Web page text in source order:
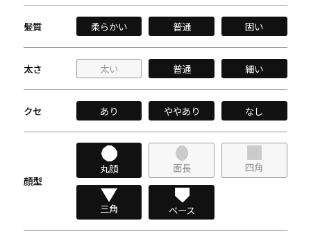
髪質 柔らかい 普通 固い
太さ 太い 普通 細い
クセ あり ややあり なし
顔型
丸顔 面長 四角
三角 ベース